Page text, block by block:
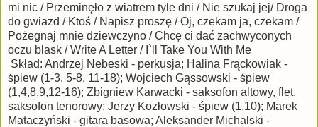
mi nic / Przeminęło z wiatrem tyle dni / Nie szukaj jej/ Droga
do gwiazd / Ktoś / Napisz proszę / Oj, czekam ja, czekam /
Pożegnaj mnie dziewczyno / Chcę ci dać zachwyconych
oczu blask / Write A Letter / I`ll Take You With Me
Skład: Andrzej Nebeski - perkusja; Halina Frąckowiak -
śpiew (1-3, 5-8, 11-18); Wojciech Gąssowski - śpiew
(1,4,8,9,12-16); Zbigniew Karwacki - saksofon altowy, flet,
saksofon tenorowy; Jerzy Kozłowski - śpiew (1,10); Marek
Mataczyński - gitara basowa; Aleksander Michalski -